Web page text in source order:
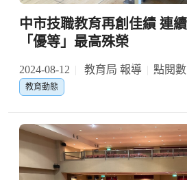
中市技職教育再創佳績 連
「優等」最高殊榮
2024-08-12 教育局 報導 點閱
教育動態